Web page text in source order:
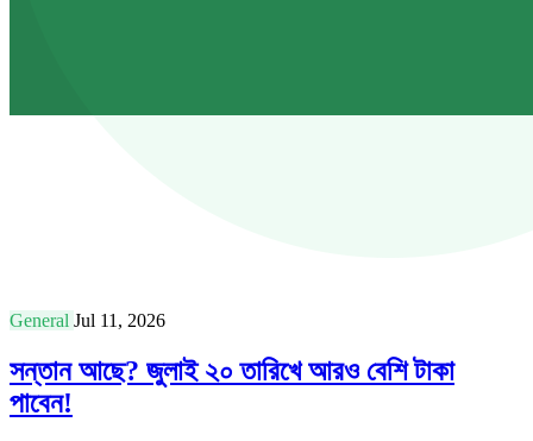
General Jul 11, 2026
সন্তান আছে? জুলাই ২০ তারিখে আরও বেশি টাকা
পাবেন!